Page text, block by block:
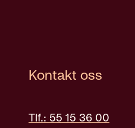
Kontakt oss
Tlf.: 55 15 36 00